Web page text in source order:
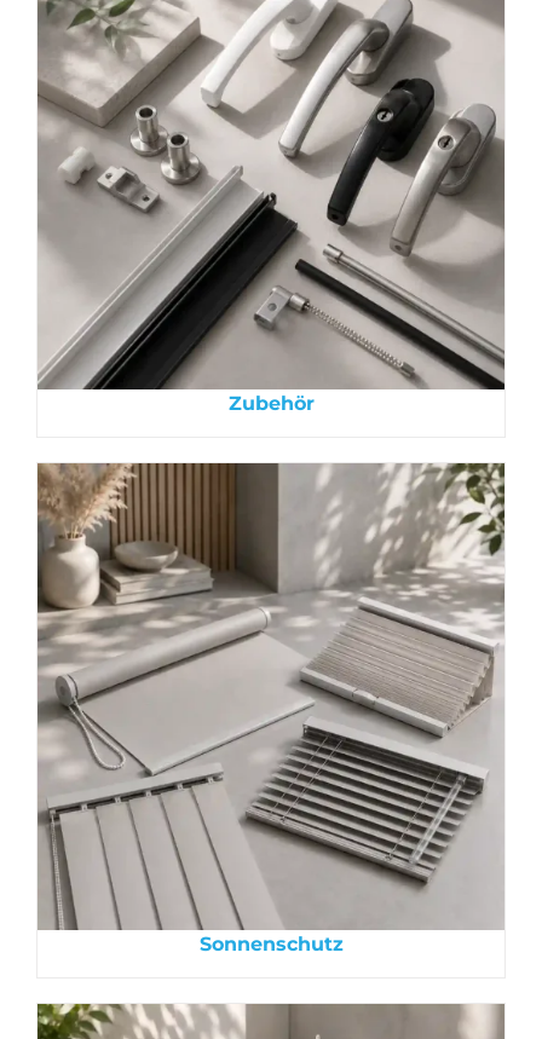
Zubehör
Sonnenschutz